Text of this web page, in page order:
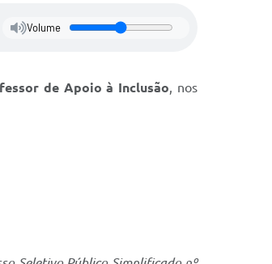
Volume
de Apoio à Inclusão, nos